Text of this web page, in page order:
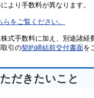
より手数料が異なります。
をご覧ください。
式手数料に加え、別途諸経
引の契約締結前交付書面を
だきたいこと